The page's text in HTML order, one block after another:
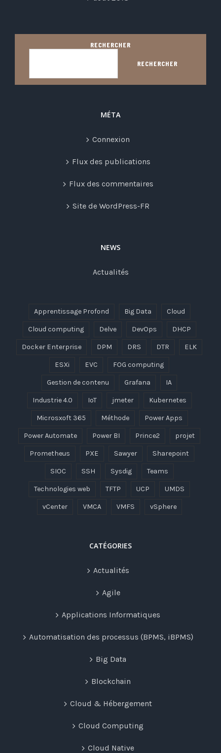
RECHERCHER
RECHERCHER
MÉTA
Connexion
Flux des publications
Flux des commentaires
Site de WordPress-FR
NEWS
Actualités
Apprentissage Profond Big Data Cloud
Cloud computing Delve DevOps DHCP
Docker Enterprise DPM DRS DTR ELK
ESXi EVC FOG computing
Gestion de contenu Grafana IA
Industrie 4.0 IoT jmeter Kubernetes
Microsxoft 365 Méthode Power Apps
Power Automate Power BI Prince2 projet
Prometheus PXE Sawyer Sharepoint
SIOC SSH Sysdig Teams
Technologies web TFTP UCP UMDS
vCenter VMCA VMFS vSphere
CATÉGORIES
Actualités
Agile
Applications Informatiques
Automatisation des processus (BPMS, iBPMS)
Big Data
Blockchain
Cloud & Hébergement
Cloud Computing
Cloud Native